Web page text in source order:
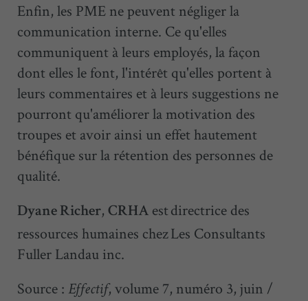
Enfin, les PME ne peuvent négliger la
communication interne. Ce qu'elles
communiquent à leurs employés, la façon
dont elles le font, l'intérêt qu'elles portent à
leurs commentaires et à leurs suggestions ne
pourront qu'améliorer la motivation des
troupes et avoir ainsi un effet hautement
bénéfique sur la rétention des personnes de
qualité.
Dyane Richer, CRHA est directrice des
ressources humaines chez Les Consultants
Fuller Landau inc.
Source : Effectif, volume 7, numéro 3, juin /